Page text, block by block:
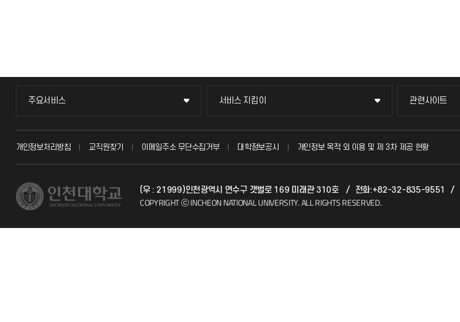
주요서비스
주요서비스
교무회의방송
시설예약
서비스 지킴이
서비스 지킴이
묻고 답하기
자주 묻는 질문(FAQ)
관련사이트
관련사이트
국방헬프콜
산학협력단
개인정보처리방침 교직원찾기 이메일주소 무단수집거부 대학정보공시 개인정보 목적 외 이용 및 제 3차 제공 현황
(우 : 21999)인천광역시 연수구 갯벌로 169 미래관 310호 / 전화:+82-32-835-9551 /
COPYRIGHT ⓒ INCHEON NATIONAL UNIVERSITY.ALL RIGHTS RESERVED.